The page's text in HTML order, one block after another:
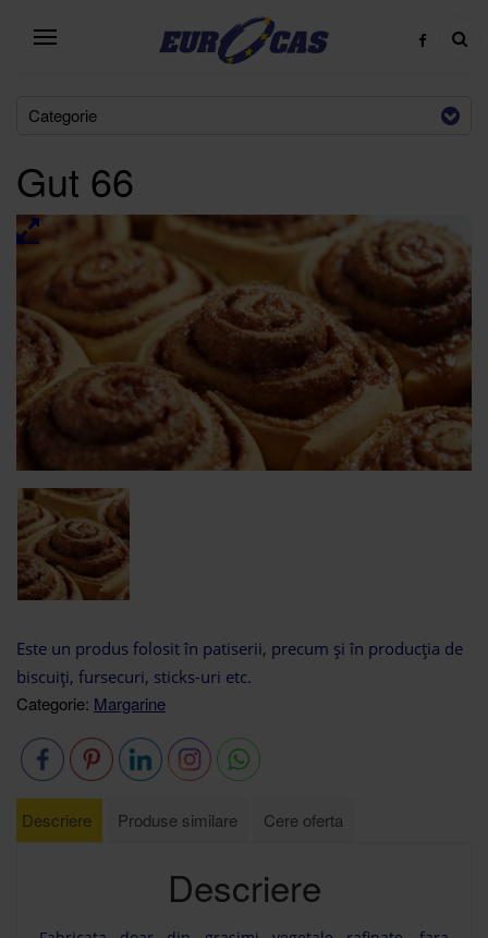
Categorie
Gut 66
Este un produs folosit în patiserii, precum şi în producţia de
biscuiţi, fursecuri, sticks-uri etc.
Categorie: Margarine
Descriere Produse similare Cere oferta
Descriere